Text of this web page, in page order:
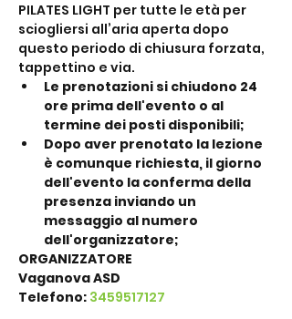
PILATES LIGHT per tutte le età per
sciogliersi all’aria aperta dopo
questo periodo di chiusura forzata,
tappettino e via.
Le prenotazioni si chiudono 24
ore prima dell'evento o al
termine dei posti disponibili;
Dopo aver prenotato la lezione
è comunque richiesta, il giorno
dell'evento la conferma della
presenza inviando un
messaggio al numero
dell'organizzatore;
ORGANIZZATORE
Vaganova ASD
Telefono: 3459517127